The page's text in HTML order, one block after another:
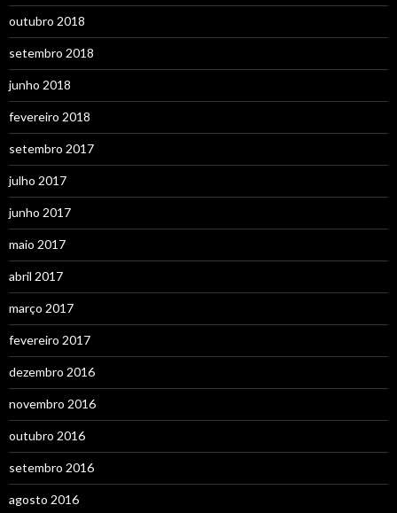
outubro 2018
setembro 2018
junho 2018
fevereiro 2018
setembro 2017
julho 2017
junho 2017
maio 2017
abril 2017
março 2017
fevereiro 2017
dezembro 2016
novembro 2016
outubro 2016
setembro 2016
agosto 2016